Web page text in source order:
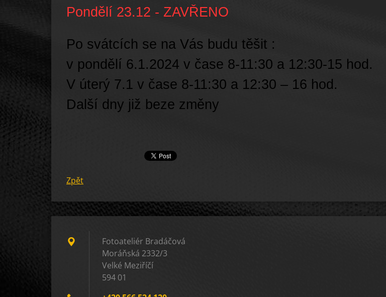
Pondělí 23.12 - ZAVŘENO
Po svátcích se na Vás budu těšit :
v pondělí 6.1.2024 v čase 8-11:30 a 12:30-15 hod.
V úterý 7.1 v čase 8-11:30 a 12:30 – 16 hod.
Další dny již beze změny
Zpět
Fotoateliér Bradáčová
Moráňská 2332/3
Velké Meziříčí
594 01